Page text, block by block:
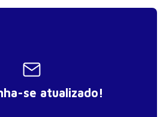
se atualizado!